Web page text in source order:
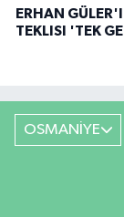
ERHAN
TEKLISI 'TEK
OSMANİYE